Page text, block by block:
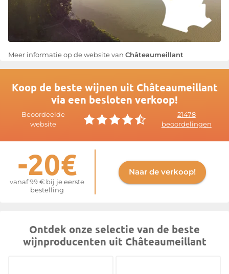
Meer informatie op de website van Châteaumeillant
Koop de beste wijnen uit Châteaumeillant
via een besloten verkoop!
Beoordeelde
website
21478
beoordelingen
-20€
vanaf 99 € bij je eerste
bestelling
Naar de verkoop!
Ontdek onze selectie van de beste
wijnproducenten uit Châteaumeillant